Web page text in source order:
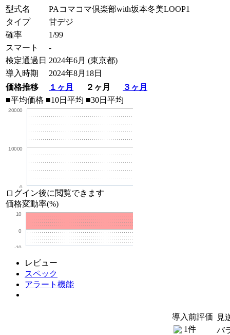
型式名
PAコマコマ倶楽部with坂本冬美LOOP1
タイプ
甘デジ
確率
1/99
スマート
-
検定通過日 2024年6月 (東京都)
導入時期
2024年8月18日
価格推移
１ヶ月 ２ヶ月
３ヶ月
■平均価格 ■10日平均 ■30日平均
0
10000
20000
ログイン後に閲覧できます
価格変動率(%)
-10
0
10
レビュー
スペック
アラート機能
導入前評価
1件
見
バ